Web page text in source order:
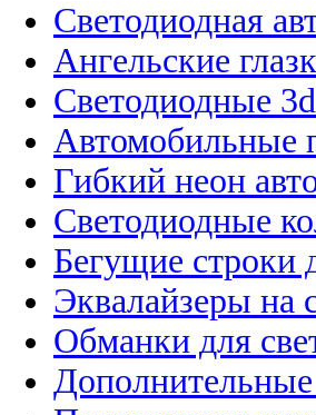
Светодиодная
Ангельские
Светодиодные
Автомобильные
Гибкий неон
Светодиодные
Бегущие строки
Эквалайзеры на
Обманки для